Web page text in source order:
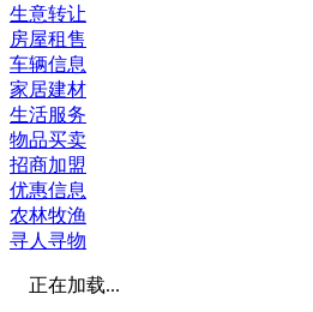
生意转让
房屋租售
车辆信息
家居建材
生活服务
物品买卖
招商加盟
优惠信息
农林牧渔
寻人寻物
正在加载...